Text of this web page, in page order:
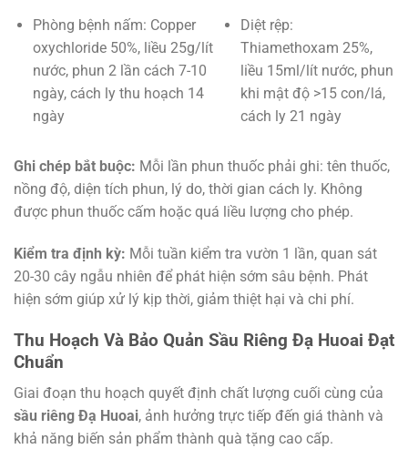
Phòng bệnh nấm: Copper
oxychloride 50%, liều 25g/lít
nước, phun 2 lần cách 7-10
ngày, cách ly thu hoạch 14
ngày
Diệt rệp:
Thiamethoxam 25%,
liều 15ml/lít nước, phun
khi mật độ >15 con/lá,
cách ly 21 ngày
Ghi chép bắt buộc: Mỗi lần phun thuốc phải ghi: tên thuốc,
nồng độ, diện tích phun, lý do, thời gian cách ly. Không
được phun thuốc cấm hoặc quá liều lượng cho phép.
Kiểm tra định kỳ: Mỗi tuần kiểm tra vườn 1 lần, quan sát
20-30 cây ngẫu nhiên để phát hiện sớm sâu bệnh. Phát
hiện sớm giúp xử lý kịp thời, giảm thiệt hại và chi phí.
Thu Hoạch Và Bảo Quản Sầu Riêng Đạ Huoai Đạt
Chuẩn
Giai đoạn thu hoạch quyết định chất lượng cuối cùng của
sầu riêng Đạ Huoai, ảnh hưởng trực tiếp đến giá thành và
khả năng biến sản phẩm thành quà tặng cao cấp.